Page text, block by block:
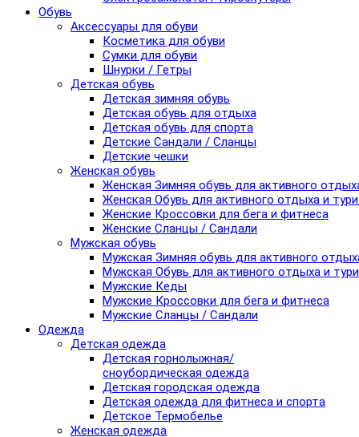
Обувь
Аксессуары для обуви
Косметика для обуви
Сумки для обуви
Шнурки / Гетры
Детская обувь
Детская зимняя обувь
Детская обувь для отдыха
Детская обувь для спорта
Детские Сандали / Сланцы
Детские чешки
Женская обувь
Женская Зимняя обувь для активного
Женская Обувь для активного отдыха и
Женские Кроссовки для бега и фитнеса
Женские Сланцы / Сандали
Мужская обувь
Мужская Зимняя обувь для активного
Мужская Обувь для активного отдыха и
Мужские Кеды
Мужские Кроссовки для бега и фитнеса
Мужские Сланцы / Сандали
Одежда
Детская одежда
Детская горнолыжная/
сноубордическая одежда
Детская городская одежда
Детская одежда для фитнеса и спорта
Детское Термобелье
Женская одежда